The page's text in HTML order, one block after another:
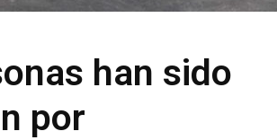
han sido
por